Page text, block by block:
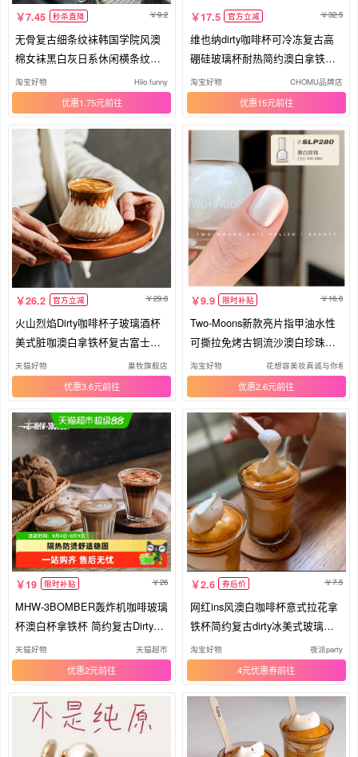
7.45 秒杀直降 9.2
无骨复古细条纹袜韩国学院风澳
棉女袜黑白灰日系休闲横条纹堆
堆袜
淘宝好物 Hilo funny
优惠1.75元
17.5 官方立减 32.5
维也纳dirty咖啡杯可冷冻复古高
硼硅玻璃杯耐热简约澳白拿铁杯
子
淘宝好物 CHOMU品牌店
优惠15元
26.2 官方立减 29.8
火山烈焰Dirty咖啡杯子玻璃酒杯
美式脏咖澳白拿铁杯复古富士山
杯
天猫好物 巢牧旗舰店
优惠3.6元
9.9 限时补贴 16.8
Two-Moons新款亮片指甲油水性
可撕拉免烤古铜流沙澳白珍珠亮
油
淘宝好物 花想容美妆真诚与你相伴
优惠2.6元
19 限时补贴 26
MHW-3BOMBER轰炸机咖啡玻璃
杯澳白杯拿铁杯 简约复古Dirty咖
啡杯
天猫好物 天猫超市
优惠2元
2.6 券后价 7.5
网红ins风澳白咖啡杯意式拉花拿
铁杯简约复古dirty冰美式玻璃杯
子
淘宝好物 夜派party
4元优惠券